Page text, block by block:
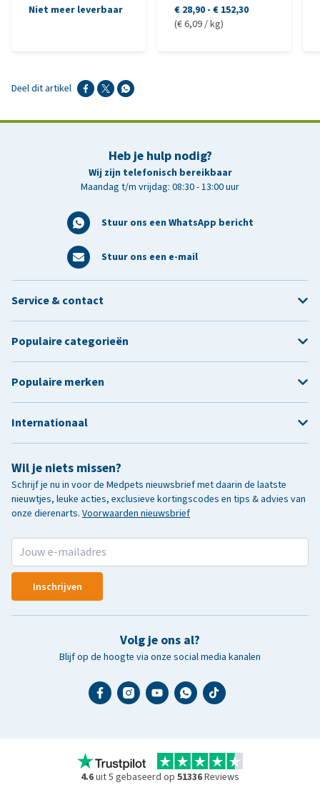
Niet meer leverbaar
€ 28,90 - € 152,30
(€ 6,09 / kg)
Deel dit artikel
Heb je hulp nodig?
Wij zijn telefonisch bereikbaar
Maandag t/m vrijdag: 08:30 - 13:00 uur
Stuur ons een WhatsApp bericht
Stuur ons een e-mail
Wil je niets missen?
Schrijf je nu in voor de Medpets nieuwsbrief met daarin de laatste
nieuwtjes, leuke acties, exclusieve kortingscodes en tips & advies van
onze dierenarts. Voorwaarden nieuwsbrief
Inschrijven
Volg je ons al?
Blijf op de hoogte via onze social media kanalen
Service & contact
Populaire categorieën
Populaire merken
Internationaal
4.6uit 5 gebaseerd op 51336Reviews